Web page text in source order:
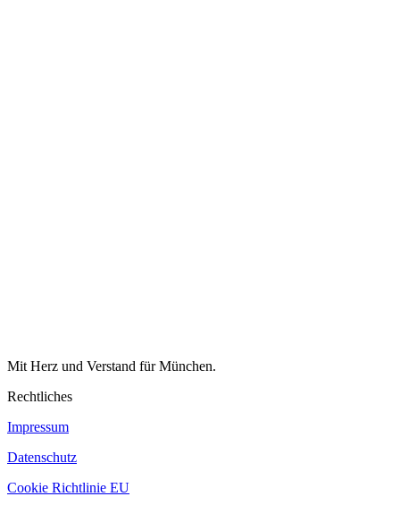
Mit Herz und Verstand für München.
Rechtliches
Impressum
Datenschutz
Cookie Richtlinie EU